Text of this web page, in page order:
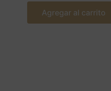
Agregar al carrito